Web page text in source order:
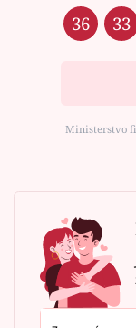
36 33
Ministerstvo